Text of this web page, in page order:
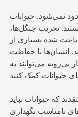
نمی‌شود. حیوانات
تخریب جنگل‌ها،
شده بسیاری از
انسان‌ها با حفاظت
بی‌رویه می‌توانند به
که حیوانات نباید
نامناسب نگهداری